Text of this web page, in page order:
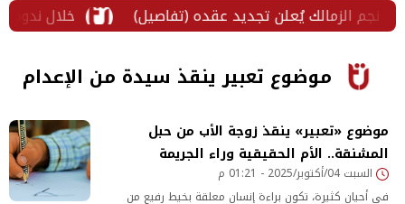
خلال ندوة نجم الزمالك يُعلن تجديد عقده (تفاصيل)
موضوع تعبير ينقذ سيدة من الإعدام
موضوع «تعبير» ينقذ زوجة الأب من حبل
المشنقة.. الأم الحقيقية وراء الجريمة
السبت 04/أكتوبر/2025 - 01:21 م
في أحيان كثيرة، تكون براءة إنسان معلقة بخيط رفيع من